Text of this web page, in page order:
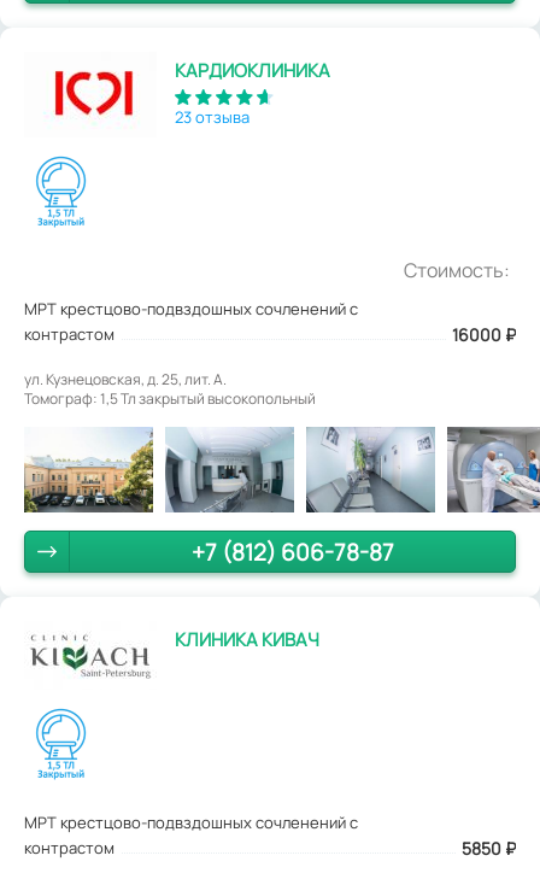
КАРДИОКЛИНИКА
23 отзыва
Стоимость:
МРТ крестцово-подвздошных сочленений с
контрастом
16000 ₽
ул. Кузнецовская, д. 25, лит. А.
Томограф: 1,5 Тл закрытый высокопольный
+7 (812) 606-78-87
КЛИНИКА КИВАЧ
МРТ крестцово-подвздошных сочленений с
контрастом
5850 ₽